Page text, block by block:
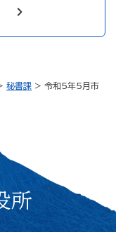
秘書課 > 令和5年5月市
所